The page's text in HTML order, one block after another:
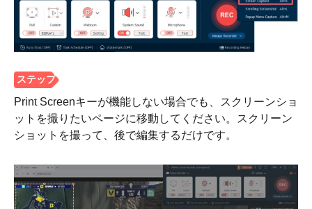
Print Screenキーが機能しない場合でも、スクリーンショ
ットを撮りたいページに移動してください。スクリーン
ショットを撮って、後で編集するだけです。